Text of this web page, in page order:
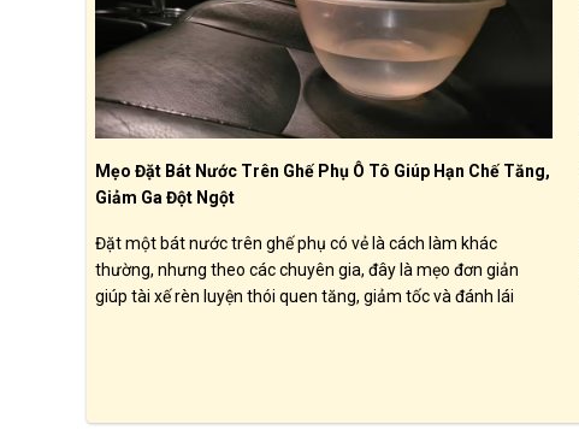
Mẹo Đặt Bát Nước Trên Ghế Phụ Ô Tô Giúp Hạn Chế Tăng,
Giảm Ga Đột Ngột
Đặt một bát nước trên ghế phụ có vẻ là cách làm khác
thường, nhưng theo các chuyên gia, đây là mẹo đơn giản
giúp tài xế rèn luyện thói quen tăng, giảm tốc và đánh lái